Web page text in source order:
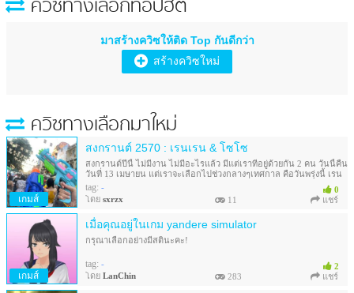
ควิซทางเลือกท็อปฮิต
มาสร้างควิซให้ติด Top กันดีกว่า
สร้างควิซใหม่
ควิซทางเลือกมาใหม่
สงกรานต์ 2570 : เรนเรน & โซโซ
0
สงกรานต์ปีนี้ ไม่มีงาน ไม่มีอะไรแล้ว มีแต่เราที่อยู่ด้วยกัน 2 คน วันนี้คืน
วันที่ 13 เมษายน แต่เราจะเลือกไปช่วงกลางๆเทศกาล คือวันพรุ่งนี้ เรน
โอเคมั้ย ?
tag: -
โดย sxrzx 11 แชร์
เกมส์
เมื่อคุณอยู่ในเกม yandere simulator
2
กรุณาเลือกอย่างมีสตินะคะ!
tag: -
โดย LanChin 283 แชร์
เกมส์